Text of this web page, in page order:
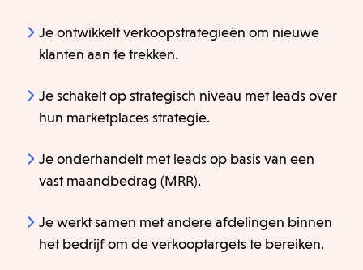
Je ontwikkelt verkoopstrategieën om nieuwe
klanten aan te trekken.
Je schakelt op strategisch niveau met leads over
hun marketplaces strategie.
Je onderhandelt met leads op basis van een
vast maandbedrag (MRR).
Je werkt samen met andere afdelingen binnen
het bedrijf om de verkooptargets te bereiken.